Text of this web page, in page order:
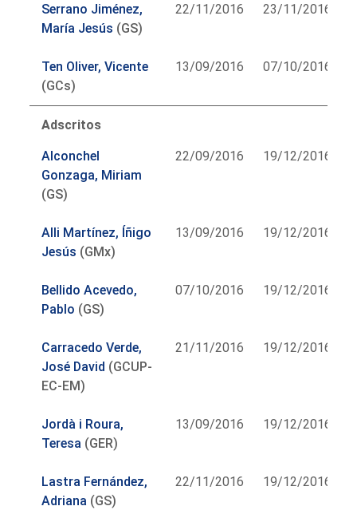
Serrano Jiménez,
María Jesús (GS)
22/11/2016 23/11/2016
Ten Oliver, Vicente
(GCs)
13/09/2016 07/10/2016
Adscritos
Alconchel
Gonzaga, Miriam
(GS)
22/09/2016 19/12/2016
Alli Martínez, Íñigo
Jesús (GMx)
13/09/2016 19/12/2016
Bellido Acevedo,
Pablo (GS)
07/10/2016 19/12/2016
Carracedo Verde,
José David (GCUP-
EC-EM)
21/11/2016 19/12/2016
Jordà i Roura,
Teresa (GER)
13/09/2016 19/12/2016
Lastra Fernández,
Adriana (GS)
22/11/2016 19/12/2016